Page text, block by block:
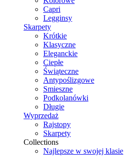
Capri
Legginsy
Skarpety
Krótkie
Klasyczne
Eleganckie
Ciepłe
Świąteczne
Antypoślizgowe
Smieszne
Podkolanówki
Długie
Wyprzedaż
Rajstopy
Skarpety
Collections
Najlepsze w swojej klasie